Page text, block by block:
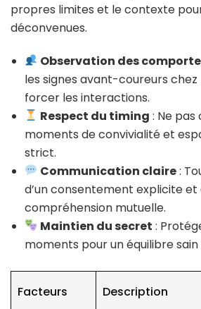
propres limites et le contexte
déconvenues.
Observation des
les signes avant-coureurs chez
forcer les interactions.
Respect du timing : Ne
moments de convivialité et
strict.
Communication claire:
d’un consentement explicite et
compréhension mutuelle.
Maintien du secret :
moments pour un équilibre sain
Facteurs Description